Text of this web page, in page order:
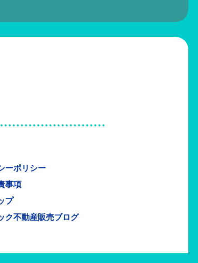
ーポリシー
事項
プ
ク不動産販売ブログ